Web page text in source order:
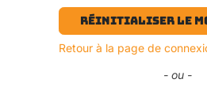
Réinitialiser le
Retour à la page de
- ou -